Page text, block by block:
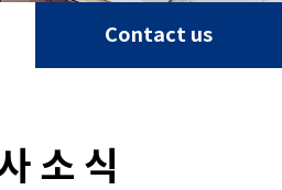
Contact us
소 식